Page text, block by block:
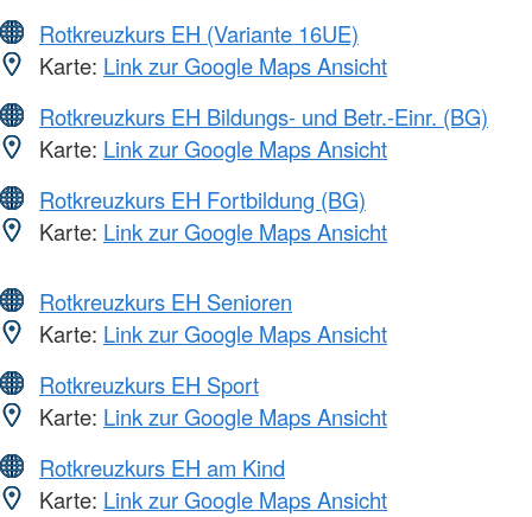
Rotkreuzkurs EH (Variante 16UE)
Karte: Link zur Google Maps Ansicht
Rotkreuzkurs EH Bildungs- und Betr.-Einr. (BG)
Karte: Link zur Google Maps Ansicht
Rotkreuzkurs EH Fortbildung (BG)
Karte: Link zur Google Maps Ansicht
Rotkreuzkurs EH Senioren
Karte: Link zur Google Maps Ansicht
Rotkreuzkurs EH Sport
Karte: Link zur Google Maps Ansicht
Rotkreuzkurs EH am Kind
Karte: Link zur Google Maps Ansicht